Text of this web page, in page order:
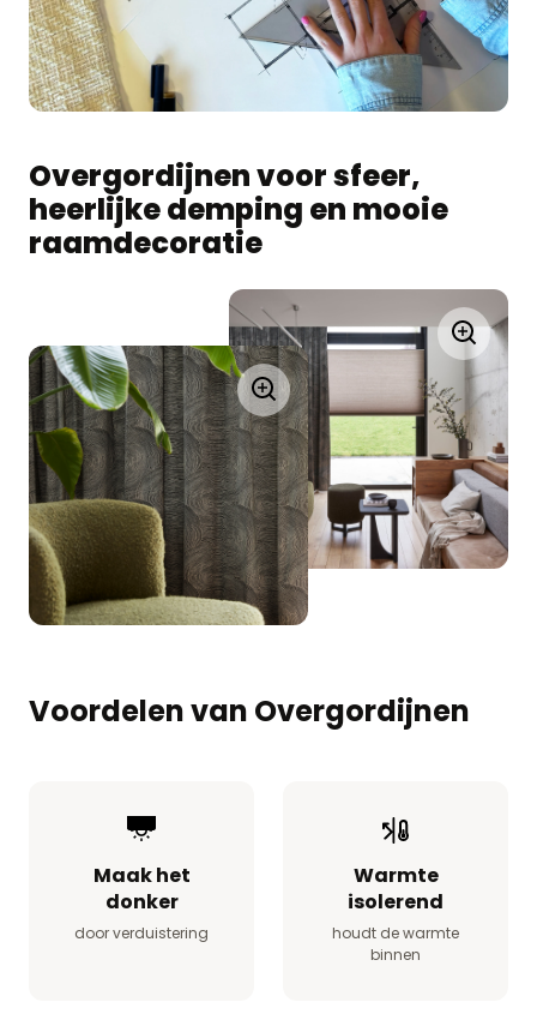
Overgordijnen voor sfeer,
heerlijke demping en mooie
raamdecoratie
Voordelen van Overgordijnen
Maak het
donker
door verduistering
Warmte
isolerend
houdt de warmte
binnen